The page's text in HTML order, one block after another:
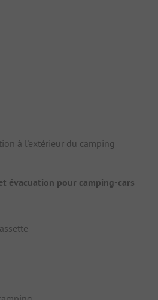
à l'extérieur du camping
évacuation pour camping-cars